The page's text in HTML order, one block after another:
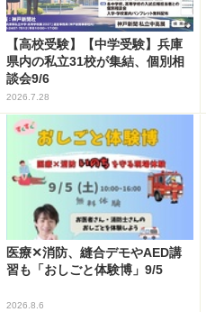
【高校受験】【中学受験】兵庫
県内の私立31校が集結、個別相
談会9/6
2026.7.28
医療✕消防、縫合デモやAED講
習も「おしごと体験博」9/5
2026.8.6